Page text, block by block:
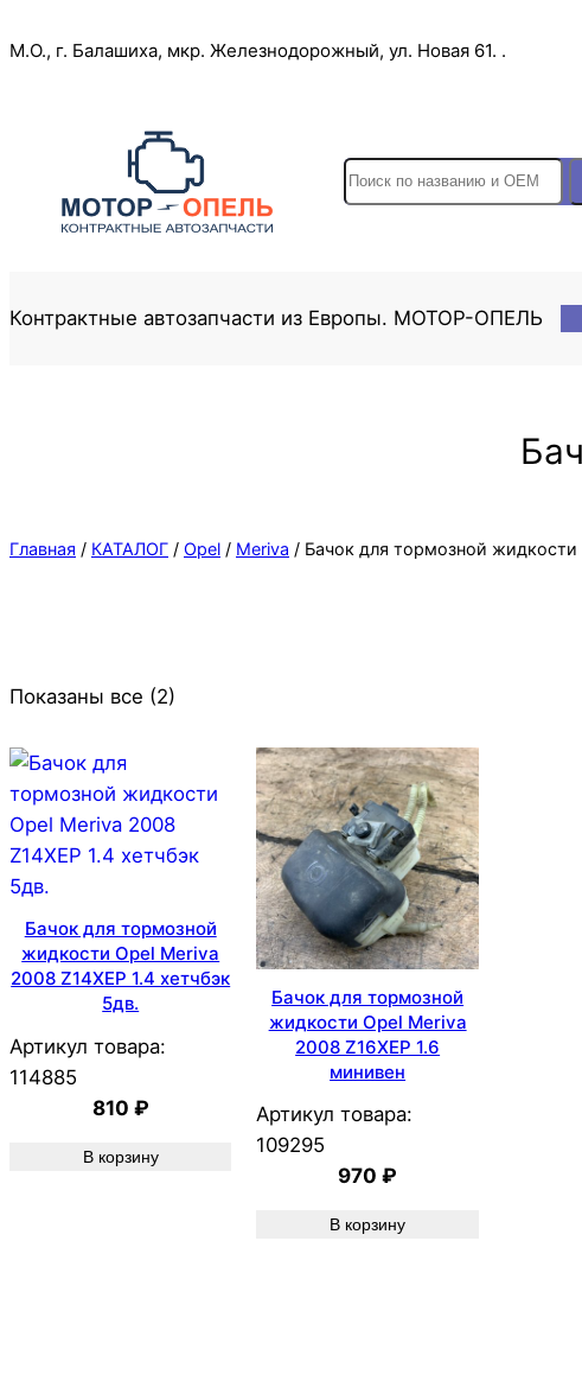
к
М.О., г. Балашиха, мкр. Железнодорожный, ул. Новая 61. .
S
e
h
Контрактные автозапчасти из Европы. МОТОР-ОПЕЛЬ
Главная / КАТАЛОГ / Opel / Meriva / Бачок для тормозной жидкости
Показаны все (2)
Бачок для тормозной
жидкости Opel Meriva
2008 Z14XEP 1.4 хетчбэк
5дв.
Артикул товара:
114885
810 ₽
В корзину
Бачок для тормозной
жидкости Opel Meriva
2008 Z16XEP 1.6
минивен
Артикул товара:
109295
970₽
В корзину